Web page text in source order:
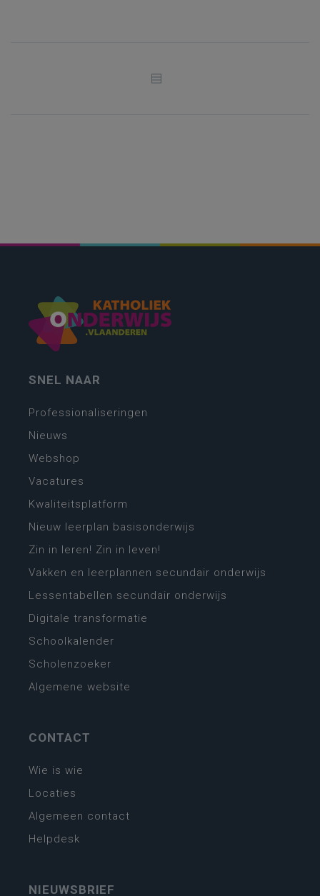
SNEL NAAR
Professionaliseringen
Nieuws
Webshop
Vacatures
Kwaliteitsplatform
Nieuw leerplan basisonderwijs
Zin in leren! Zin in leven!
Vakken en leerplannen secundair onderwijs
Lessentabellen secundair onderwijs
Digitale transformatie
Schoolkalender
Scholenzoeker
Algemene website
CONTACT
Wie is wie
Locaties
Algemeen contact
Helpdesk
NIEUWSBRIEF